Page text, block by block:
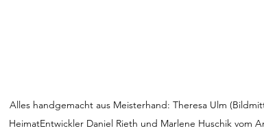
Alles handgemacht aus Meisterhand: Theresa Ulm
HeimatEntwickler Daniel Rieth und Marlene Huschik vom